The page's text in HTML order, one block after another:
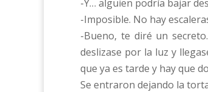
-Y… alguien podría bajar
-Imposible. No hay
-Bueno, te diré un
deslizase por la luz y
que ya es tarde y hay que
Se entraron dejando la